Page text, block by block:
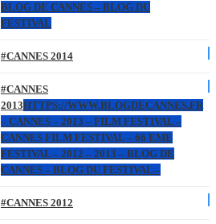
BLOG DE CANNES – BLOG DU
FESTIVAL
#CANNES 2014
#CANNES
2013HTTPS://WWW.BLOGDECANNES.FR
– CANNES – 2013 – FILM FESTIVAL –
CANNES FILM FESTIVAL – 66 EME
FESTIVAL – 2012 – 2013 – BLOG DE
CANNES – BLOG DU FESTIVAL –
#CANNES 2012